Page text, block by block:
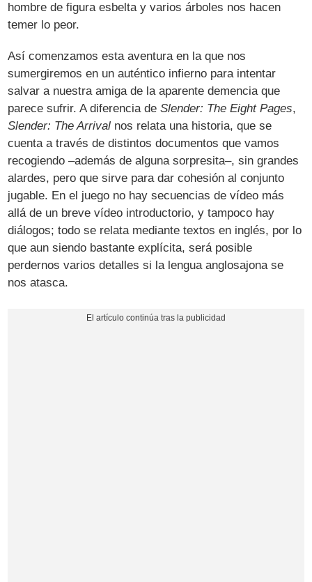
hombre de figura esbelta y varios árboles nos hacen
temer lo peor.
Así comenzamos esta aventura en la que nos
sumergiremos en un auténtico infierno para intentar
salvar a nuestra amiga de la aparente demencia que
parece sufrir. A diferencia deSlender: The Eight Pages,
Slender: The Arrival nos relata una historia, que se
cuenta a través de distintos documentos que vamos
recogiendo –además de alguna sorpresita–, sin grandes
alardes, pero que sirve para dar cohesión al conjunto
jugable. En el juego no hay secuencias de vídeo más
allá de un breve vídeo introductorio, y tampoco hay
diálogos; todo se relata mediante textos en inglés, por lo
que aun siendo bastante explícita, será posible
perdernos varios detalles si la lengua anglosajona se
nos atasca.